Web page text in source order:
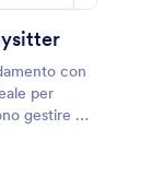
con
per
gestire la
con